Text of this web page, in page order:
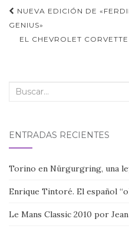
Navegación
de
entradas
NUEVA EDICIÓN DE
GENIUS»
EL CHEVROLET
Buscar:
ENTRADAS RECIENTES
Torino en Nürgurgring, una
Enrique Tintoré. El español
Le Mans Classic 2010 por